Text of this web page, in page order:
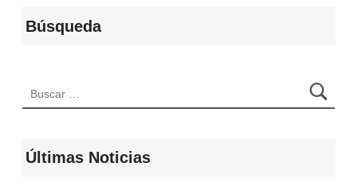
Búsqueda
Últimas Noticias